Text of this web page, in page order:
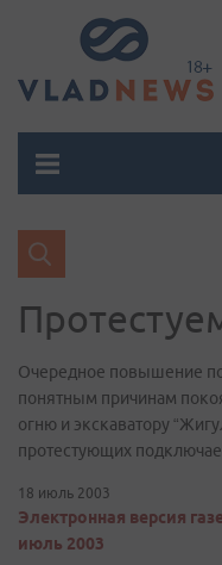
Очередное повышение
понятным причинам
огню и экскаватору
протестующих
18 июль 2003
Электронная версия
июль 2003